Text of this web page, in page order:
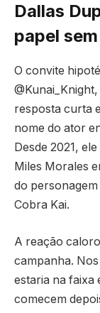
Dallas
papel
O convite
resposta curta
nome do ator
Desde 2021,
Miles Morales
do
Cobra Kai.
A reação
campanha.
estaria na faixa
comecem